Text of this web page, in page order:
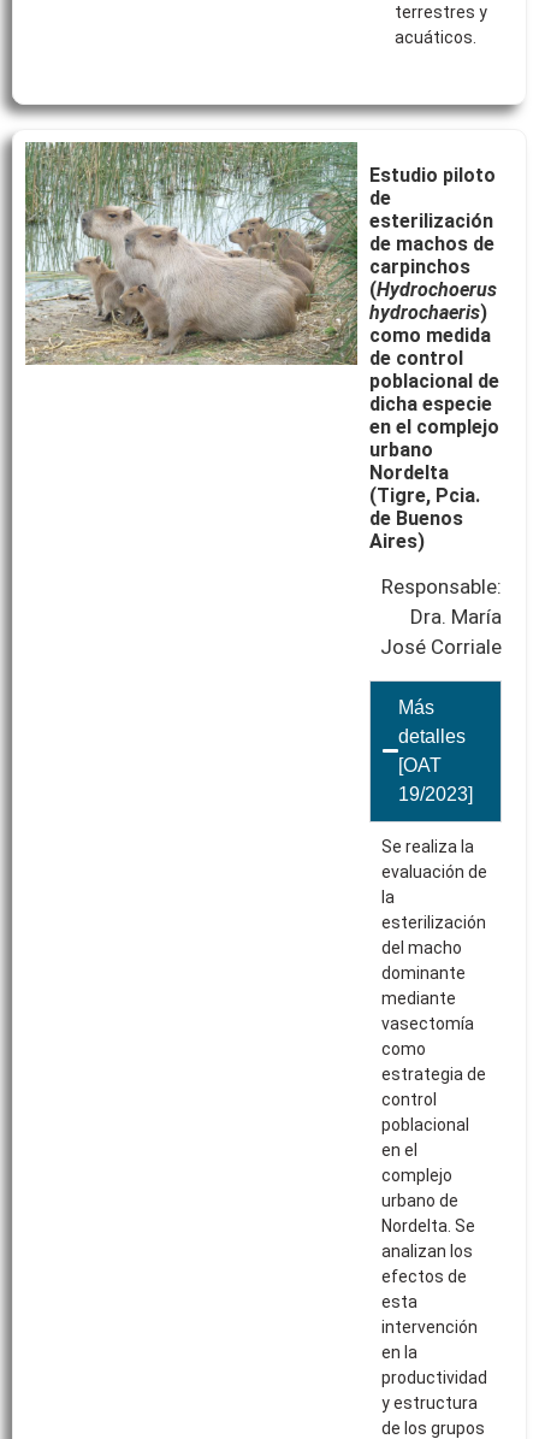
terrestres y
acuáticos.
Estudio piloto
de
esterilización
de machos de
carpinchos
(Hydrochoerus
hydrochaeris)
como medida
de control
poblacional de
dicha especie
en el complejo
urbano
Nordelta
(Tigre, Pcia.
de Buenos
Aires)
Responsable:
Dra. María
José Corriale
Más
detalles
[OAT
19/2023]
Se realiza la
evaluación de
la
esterilización
del macho
dominante
mediante
vasectomía
como
estrategia de
control
poblacional
en el
complejo
urbano de
Nordelta. Se
analizan los
efectos de
esta
intervención
en la
productividad
y estructura
de los grupos